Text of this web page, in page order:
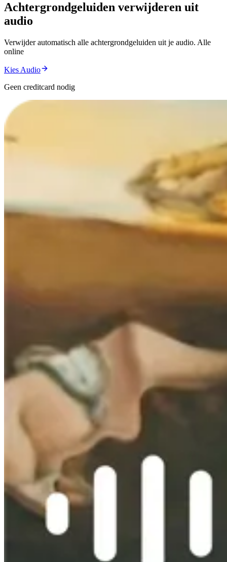
Achtergrondgeluiden verwijderen uit
audio
Verwijder automatisch alle achtergrondgeluiden uit je audio. Alle
online
Kies Audio
Geen creditcard nodig